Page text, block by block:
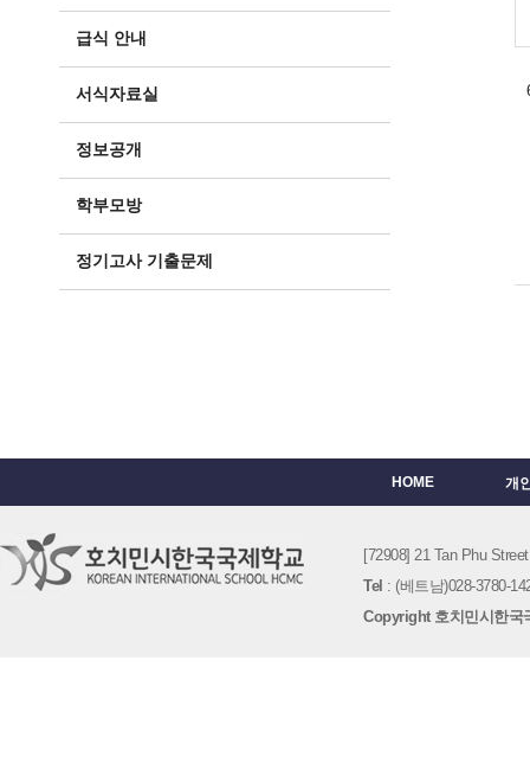
급식 안내
서식자료실
정보공개
학부모방
정기고사 기출문제
HOME 개
[72908] 21 Tan Phu
Tel : (베트남)028-3780-
Copyright 호치민시한국